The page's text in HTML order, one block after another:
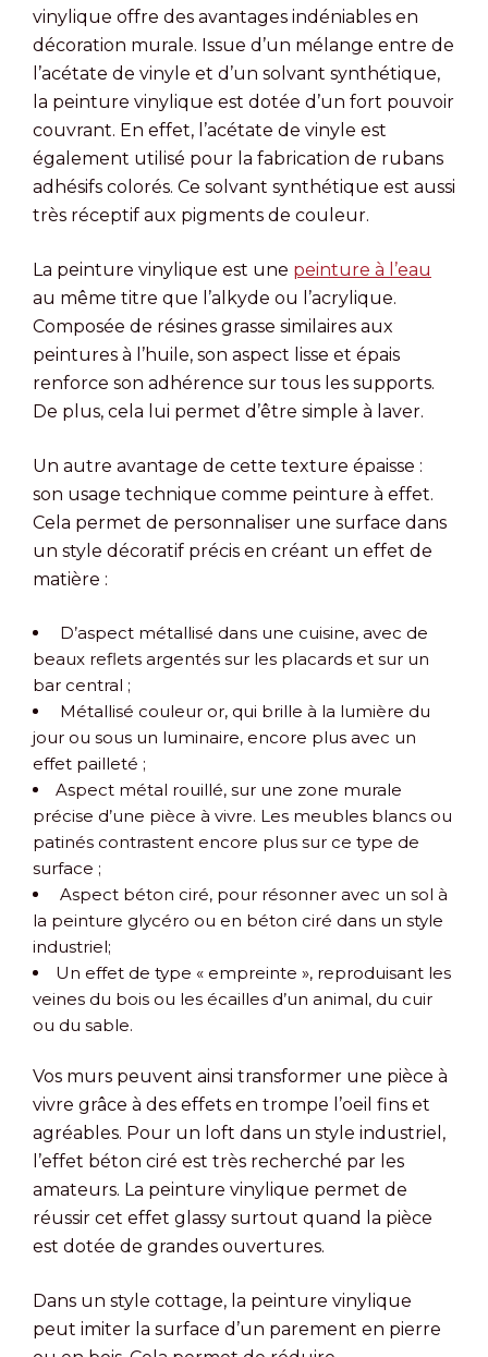
vinylique offre des avantages indéniables en
décoration murale. Issue d’un mélange entre de
l’acétate de vinyle et d’un solvant synthétique,
la peinture vinylique est dotée d’un fort pouvoir
couvrant. En effet, l’acétate de vinyle est
également utilisé pour la fabrication de rubans
adhésifs colorés. Ce solvant synthétique est aussi
très réceptif aux pigments de couleur.
La peinture vinylique est une peinture à l’eau
au même titre que l’alkyde ou l’acrylique.
Composée de résines grasse similaires aux
peintures à l’huile, son aspect lisse et épais
renforce son adhérence sur tous les supports.
De plus, cela lui permet d’être simple à laver.
Un autre avantage de cette texture épaisse :
son usage technique comme peinture à effet.
Cela permet de personnaliser une surface dans
un style décoratif précis en créant un effet de
matière :
D’aspect métallisé dans une cuisine, avec de
beaux reflets argentés sur les placards et sur un
bar central ;
Métallisé couleur or, qui brille à la lumière du
jour ou sous un luminaire, encore plus avec un
effet pailleté ;
Aspect métal rouillé, sur une zone murale
précise d’une pièce à vivre. Les meubles blancs ou
patinés contrastent encore plus sur ce type de
surface ;
Aspect béton ciré, pour résonner avec un sol à
la peinture glycéro ou en béton ciré dans un style
industriel;
Un effet de type « empreinte », reproduisant les
veines du bois ou les écailles d’un animal, du cuir
ou du sable.
Vos murs peuvent ainsi transformer une pièce à
vivre grâce à des effets en trompe l’oeil fins et
agréables. Pour un loft dans un style industriel,
l’effet béton ciré est très recherché par les
amateurs. La peinture vinylique permet de
réussir cet effet glassy surtout quand la pièce
est dotée de grandes ouvertures.
Dans un style cottage, la peinture vinylique
peut imiter la surface d’un parement en pierre